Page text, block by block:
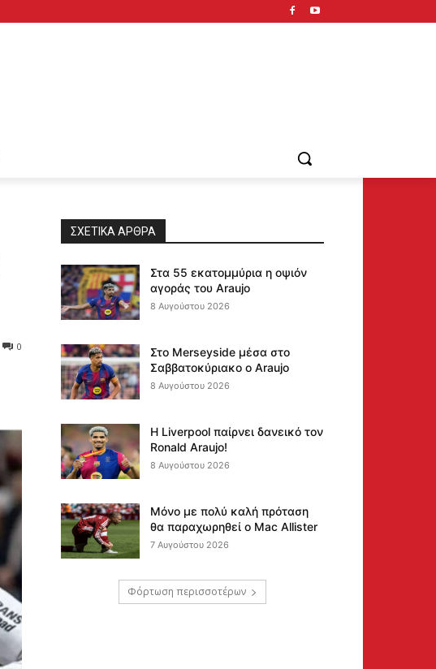
0
ΣΧΕΤΙΚΆ ΆΡΘΡΑ
Στα 55 εκατομμύρια η οψιόν
αγοράς του Araujo
8 Αυγούστου 2026
Στο Merseyside μέσα στο
Σαββατοκύριακο ο Araujo
8 Αυγούστου 2026
Η Liverpool παίρνει δανεικό τον
Ronald Araujo!
8 Αυγούστου 2026
Μόνο με πολύ καλή πρόταση
θα παραχωρηθεί ο Mac Allister
7 Αυγούστου 2026
Φόρτωση περισσοτέρων